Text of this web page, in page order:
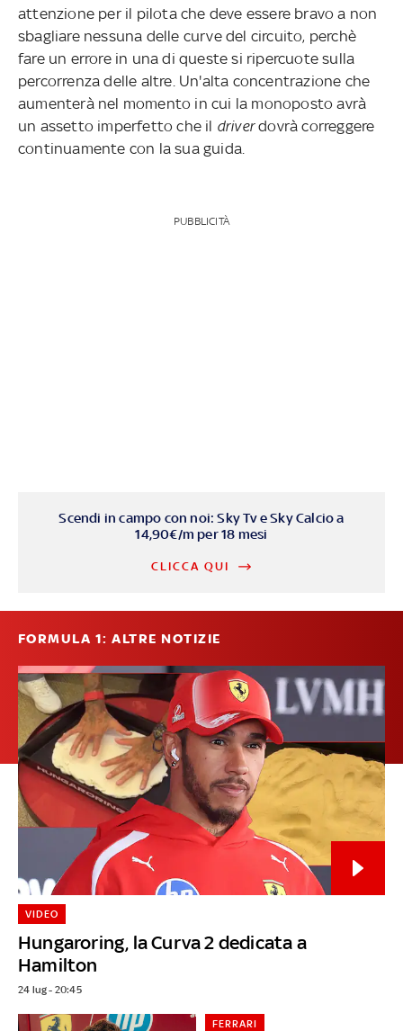
attenzione per il pilota che deve essere bravo a non
sbagliare nessuna delle curve del circuito, perchè
fare un errore in una di queste si ripercuote sulla
percorrenza delle altre. Un'alta concentrazione che
aumenterà nel momento in cui la monoposto avrà
un assetto imperfetto che il driverdovrà correggere
continuamente con la sua guida.
PUBBLICITÀ
Scendi in campo con noi: Sky Tv e Sky Calcio a
14,90€/m per 18 mesi
CLICCA QUI
FORMULA 1: ALTRE NOTIZIE
Hungaroring, la Curva 2 dedicata a
Hamilton
VIDEO
24 lug - 20:45
FERRARI